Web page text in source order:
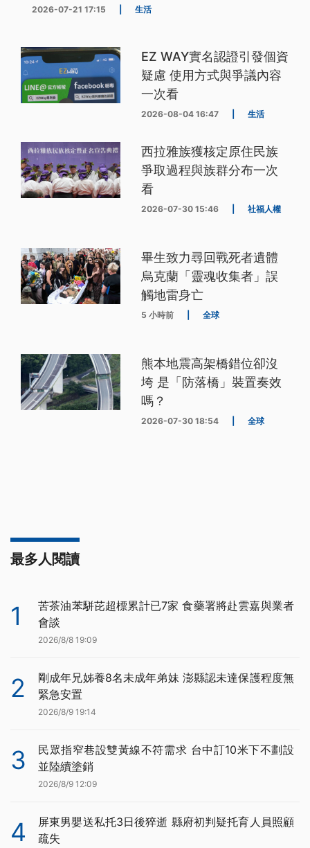
2026-07-21 17:15 生活
EZ WAY實名認證引發個資
疑慮 使用方式與爭議內容
一次看
2026-08-04 16:47 生活
西拉雅族獲核定原住民族
爭取過程與族群分布一次
看
2026-07-30 15:46 社福人權
畢生致力尋回戰死者遺體
烏克蘭「靈魂收集者」誤
觸地雷身亡
5 小時前 全球
熊本地震高架橋錯位卻沒
垮 是「防落橋」裝置奏效
嗎？
2026-07-30 18:54 全球
最多人閱讀
1
苦茶油苯駢芘超標累計已7家 食藥署將赴雲嘉與業者
會談
2026/8/8 19:09
2
剛成年兄姊養8名未成年弟妹 澎縣認未達保護程度無
緊急安置
2026/8/9 19:14
3
民眾指窄巷設雙黃線不符需求 台中訂10米下不劃設
並陸續塗銷
2026/8/9 12:09
4
屏東男嬰送私托3日後猝逝 縣府初判疑托育人員照顧
疏失